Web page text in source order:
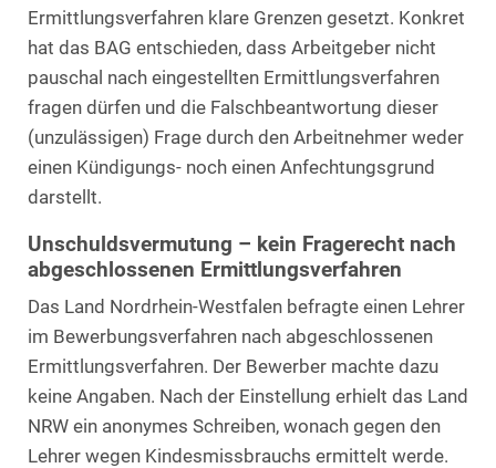
Ermittlungsverfahren klare Grenzen gesetzt. Konkret
hat das BAG entschieden, dass Arbeitgeber nicht
pauschal nach eingestellten Ermittlungsverfahren
fragen dürfen und die Falschbeantwortung dieser
(unzulässigen) Frage durch den Arbeitnehmer weder
einen Kündigungs- noch einen Anfechtungsgrund
darstellt.
Unschuldsvermutung – kein Fragerecht nach
abgeschlossenen Ermittlungsverfahren
Das Land Nordrhein-Westfalen befragte einen Lehrer
im Bewerbungsverfahren nach abgeschlossenen
Ermittlungsverfahren. Der Bewerber machte dazu
keine Angaben. Nach der Einstellung erhielt das Land
NRW ein anonymes Schreiben, wonach gegen den
Lehrer wegen Kindesmissbrauchs ermittelt werde.